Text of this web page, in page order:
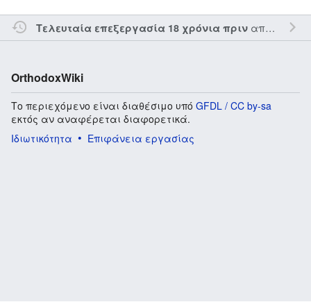
Τελευταία επεξεργασία 18 χρόνια πριναπό τον την
OrthodoxWiki
Το περιεχόμενο είναι διαθέσιμο υπό GFDL / CC by-sa
εκτός αν αναφέρεται διαφορετικά.
Ιδιωτικότητα
Επιφάνεια εργασίας